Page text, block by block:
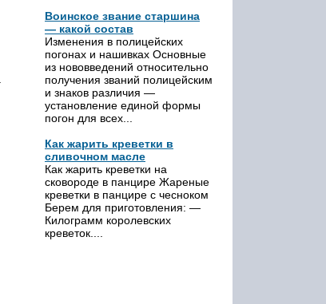
Воинское звание старшина
— какой состав
Изменения в полицейских
погонах и нашивках Основные
из нововведений относительно
получения званий полицейским
и знаков различия —
установление единой формы
погон для всех...
Как жарить креветки в
сливочном масле
Как жарить креветки на
сковороде в панцире Жареные
креветки в панцире с чесноком
Берем для приготовления: —
Килограмм королевских
креветок....